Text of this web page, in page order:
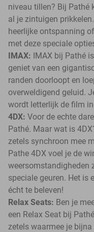
niveau tillen? Bij Pathé
al je zintuigen
heerlijke ontspanning
met deze speciale
IMAX: IMAX bij Pathé
geniet van een
randen doorloopt en
overweldigend geluid.
wordt letterlijk de film
4DX: Voor de echte
Pathé. Maar wat is
zetels synchroon mee
Pathe 4DX voel je de
weersomstandigheden
speciale geuren. Het is
écht te beleven!
Relax Seats: Ben je
een Relax Seat bij
zetels waarmee je